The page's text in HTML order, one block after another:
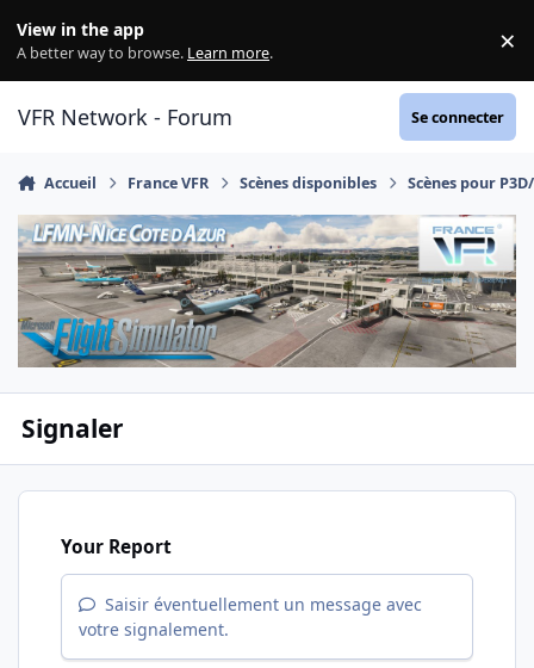
View in the app
A better way to browse. Learn more. ×
VFR Network - Forum Se connecter
Accueil France VFR Scènes disponibles Scènes pour
Signaler
Your Report
Saisir éventuellement un message avec
votre signalement.